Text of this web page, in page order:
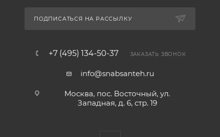
ПОДПИСАТЬСЯ НА РАССЫЛКУ
+7 (495) 134-50-37 ЗАКАЗАТЬ ЗВОНОК
info@snabsanteh.ru
Москва, пос. Восточный, ул.
Западная, д. 6, стр. 19